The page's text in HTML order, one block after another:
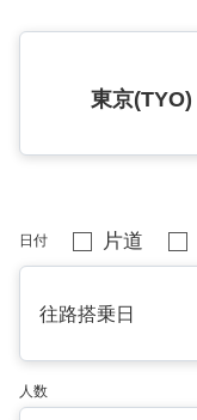
東京(TYO)
日付 片道
往路搭乗日
人数